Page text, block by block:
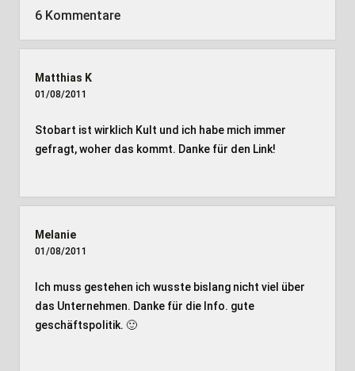
6 Kommentare
Matthias K
01/08/2011
Stobart ist wirklich Kult und ich habe mich immer
gefragt, woher das kommt. Danke für den Link!
Melanie
01/08/2011
Ich muss gestehen ich wusste bislang nicht viel über
das Unternehmen. Danke für die Info. gute
geschäftspolitik. 🙂